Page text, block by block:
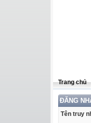
Trang chủ
ĐĂNG
Tên truy